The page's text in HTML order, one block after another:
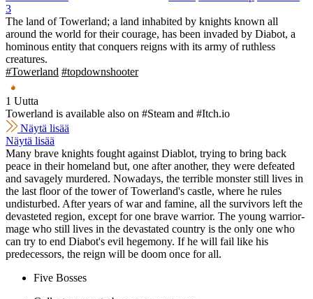
3
The land of Towerland; a land inhabited by knights known all
around the world for their courage, has been invaded by Diabot, a
hominous entity that conquers reigns with its army of ruthless
creatures.
#Towerland #topdownshooter
1 Uutta
Towerland is available also on #Steam and #Itch.io
Näytä lisää
Näytä lisää
Many brave knights fought against Diablot, trying to bring back
peace in their homeland but, one after another, they were defeated
and savagely murdered. Nowadays, the terrible monster still lives in
the last floor of the tower of Towerland's castle, where he rules
undisturbed. After years of war and famine, all the survivors left the
devasteted region, except for one brave warrior. The young warrior-
mage who still lives in the devastated country is the only one who
can try to end Diabot's evil hegemony. If he will fail like his
predecessors, the reign will be doom once for all.
Five Bosses